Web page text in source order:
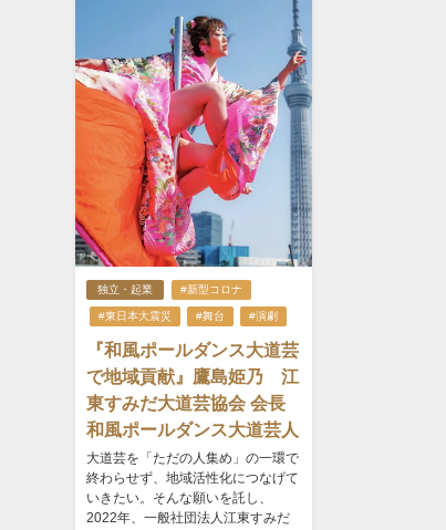
独立・起業 #新型コロナ
#東日本大震災 #舞台 #演劇
『和風ポールダンス大道芸
で地域貢献』鷹島姫乃 江
東すみだ大道芸協会 会長
和風ポールダンス大道芸人
大道芸を「ただの人集め」の一環で
終わらせず、地域活性化につなげて
いきたい。そんな願いを託し、
2022年、一般社団法人江東すみだ